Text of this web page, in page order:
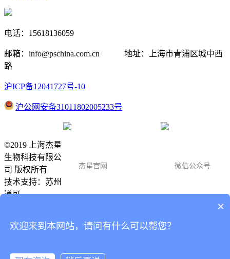
电话：15618136059
邮箱：info@pschina.com.cn 地址：上海市青浦区城中西
路
沪ICP备12041727号-10
沪公网安备31011802005233号
杰星官网 微信公众号
©2019 上海杰星
生物科技有限公
司 版权所有
技术支持： 苏州
道可
15618136059
×
欢迎来到本网站，请问有什么可以帮您？